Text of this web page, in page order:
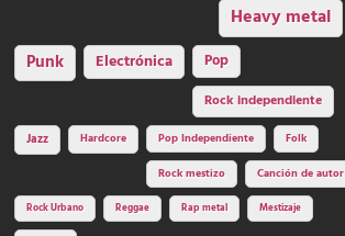
Heavy metal
Punk Electrónica
Pop
Rock independiente
Jazz Hardcore Pop Independiente Folk
Rock mestizo Canción de autor
Rock Urbano Reggae Rap metal Mestizaje